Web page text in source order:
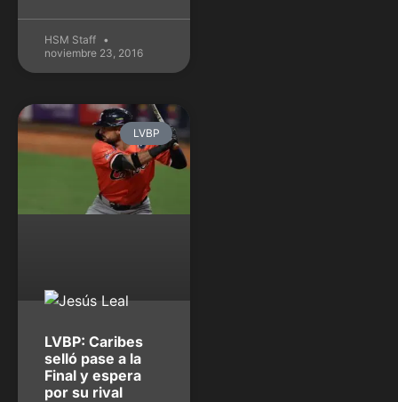
HSM Staff
noviembre 23, 2016
LVBP
LVBP: Caribes
selló pase a la
Final y espera
por su rival